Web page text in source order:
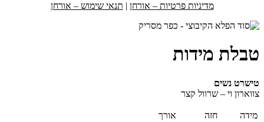
מדיניות פרטיות – אורחן | תנאי שימוש – אורחן
טבלת מידות
טישרט נשים
צווארון וי – שרוול קצר
מידה חזה
אורך